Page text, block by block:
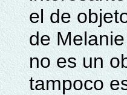
el de
de
no es un
tampoco